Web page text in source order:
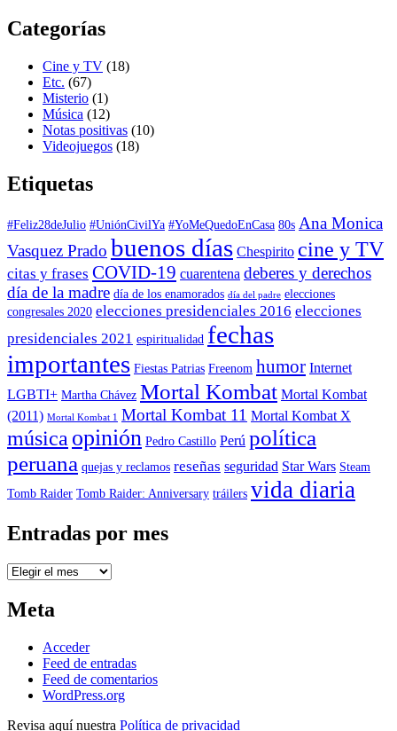
Categorías
Cine y TV (18)
Etc. (67)
Misterio (1)
Música (12)
Notas positivas (10)
Videojuegos (18)
Etiquetas
#Feliz28deJulio #UniónCivilYa #YoMeQuedoEnCasa 80s Ana Monica
Vasquez Prado buenos días Chespirito cine y TV
citas y frases COVID-19 cuarentena deberes y derechos
día de la madre día de los enamorados día del padre elecciones
congresales 2020 elecciones presidenciales 2016 elecciones
presidenciales 2021 espiritualidad fechas
importantes Fiestas Patrias Freenom humor Internet
LGBTI+ Martha Chávez Mortal Kombat Mortal Kombat
(2011) Mortal Kombat 1 Mortal Kombat 11 Mortal Kombat X
música opinión Pedro Castillo Perú política
peruana quejas y reclamos reseñas seguridad Star Wars Steam
Tomb Raider Tomb Raider: Anniversary tráilers vida diaria
Entradas por mes
Entradas
mes
Meta
Acceder
Feed de entradas
Feed de comentarios
WordPress.org
Revisa aquí nuestra Política de privacidad